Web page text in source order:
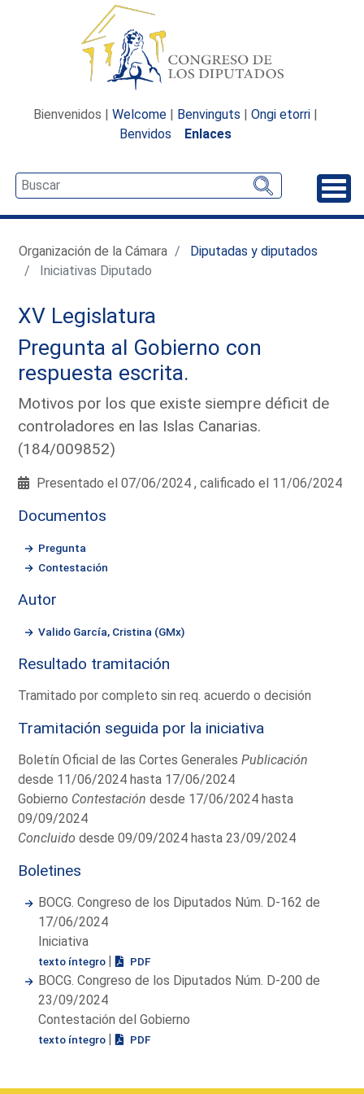
Bienvenidos | Welcome | Benvinguts | Ongi etorri |
Benvidos
Enlaces
Organización de la Cámara
Diputadas y diputados
Iniciativas Diputado
XV Legislatura
Pregunta al Gobierno con
respuesta escrita.
Motivos por los que existe siempre déficit de
controladores en las Islas Canarias.
(184/009852)
Presentado el 07/06/2024 , calificado el 11/06/2024
Documentos
Pregunta
Contestación
Autor
Valido García, Cristina (GMx)
Resultado tramitación
Tramitado por completo sin req. acuerdo o decisión
Tramitación seguida por la iniciativa
Boletín Oficial de las Cortes GeneralesPublicación
desde 11/06/2024 hasta 17/06/2024
Gobierno Contestación desde 17/06/2024 hasta
09/09/2024
Concluido desde 09/09/2024 hasta 23/09/2024
Boletines
BOCG. Congreso de los Diputados Núm. D-162 de
17/06/2024
Iniciativa
texto íntegro | PDF
BOCG. Congreso de los Diputados Núm. D-200 de
23/09/2024
Contestación del Gobierno
texto íntegro | PDF